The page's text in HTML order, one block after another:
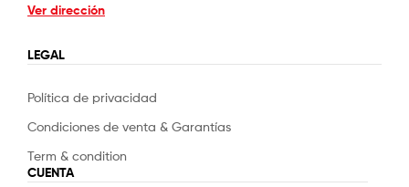
Ver dirección
LEGAL
Política de privacidad
Condiciones de venta & Garantías
Term & condition
CUENTA